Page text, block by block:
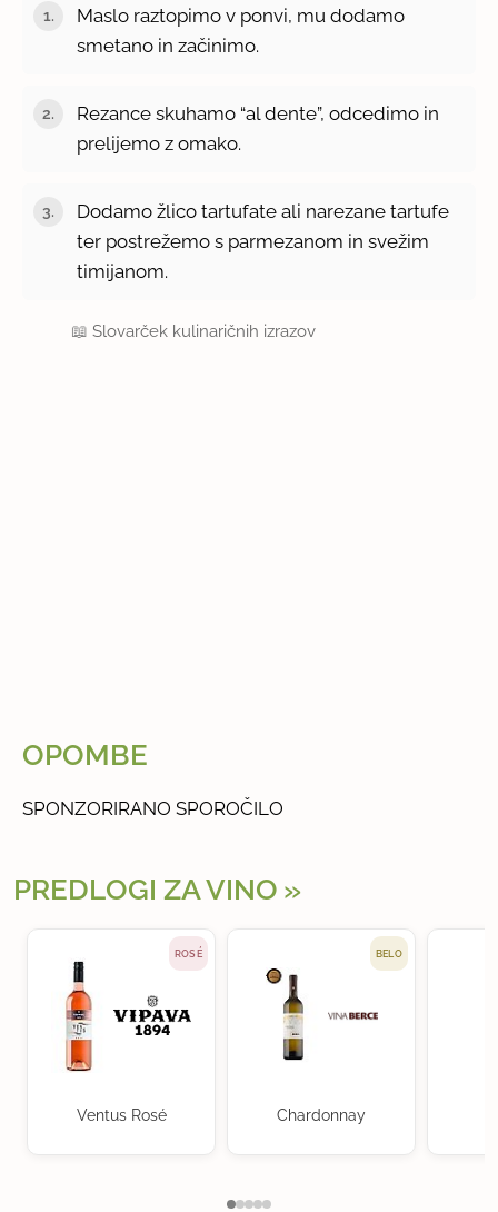
Maslo raztopimo v ponvi, mu dodamo
smetano in začinimo.
Rezance skuhamo “al dente”, odcedimo in
prelijemo z omako.
Dodamo žlico tartufate ali narezane tartufe
ter postrežemo s parmezanom in svežim
timijanom.
📖Slovarček kulinaričnih izrazov
OPOMBE
SPONZORIRANO SPOROČILO
PREDLOGI ZA VINO
ROSÉ
Ventus Rosé
BELO
Chardonnay